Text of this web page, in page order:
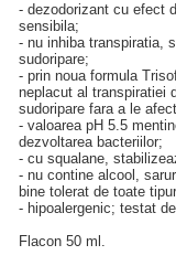
- dezodorizant cu efect
sensibila;
- nu inhiba transpiratia,
sudoripare;
- prin noua formula
neplacut al transpiratiei
sudoripare fara a le
- valoarea pH 5.5
dezvoltarea bacteriilor;
- cu squalane,
- nu contine alcool,
bine tolerat de toate
- hipoalergenic; testat
Flacon 50 ml.